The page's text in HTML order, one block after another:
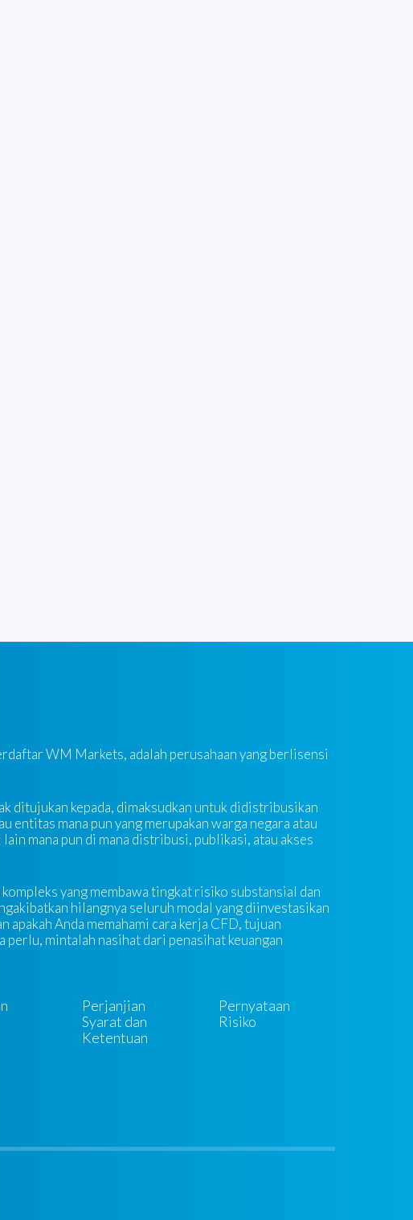
WM Markets, adalah perusahaan yang berlisensi
ditujukan kepada, dimaksudkan untuk didistribusikan
entitas mana pun yang merupakan warga negara atau
mana pun di mana distribusi, publikasi, atau akses
yang membawa tingkat risiko substansial dan
hilangnya seluruh modal yang diinvestasikan
apakah Anda memahami cara kerja CFD, tujuan
mintalah nasihat dari penasihat keuangan
Perjanjian
Syarat dan
Ketentuan
Pernyataan
Risiko